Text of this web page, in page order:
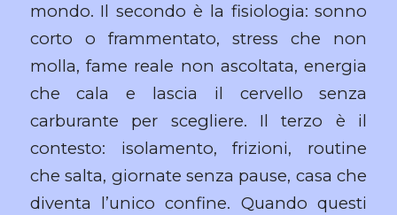
mondo. Il secondo è la fisiologia: sonno
corto o frammentato, stress che non
molla, fame reale non ascoltata, energia
che cala e lascia il cervello senza
carburante per scegliere. Il terzo è il
contesto: isolamento, frizioni, routine
che salta, giornate senza pause, casa che
diventa l’unico confine. Quando questi